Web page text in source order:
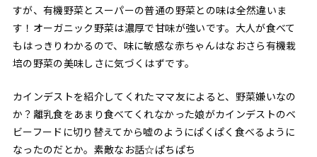
すが、有機野菜とスーパーの普通の野菜との味は全然違いま
す！オーガニック野菜は濃厚で甘味が強いです。大人が食べて
もはっきりわかるので、味に敏感な赤ちゃんはなおさら有機栽
培の野菜の美味しさに気づくはずです。
カインデストを紹介してくれたママ友によると、野菜嫌いなの
か？離乳食をあまり食べてくれなかった娘がカインデストのベ
ビーフードに切り替えてから嘘のようにぱくぱく食べるように
なったのだとか。素敵なお話☆ぱちぱち